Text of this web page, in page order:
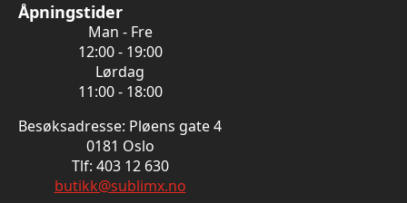
Åpningstider
Man - Fre
12:00 - 19:00
Lørdag
11:00 - 18:00
Besøksadresse: Pløens gate 4
0181 Oslo
Tlf: 403 12 630
butikk@sublimx.no